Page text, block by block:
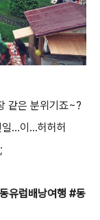
같은 분위기죠~?
...이...허허허
유럽배낭여행 #동